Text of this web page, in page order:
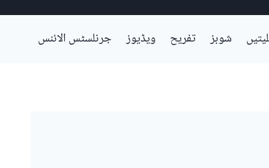
شوبز تفریح ویڈیوز جرنلسٹس الائنس